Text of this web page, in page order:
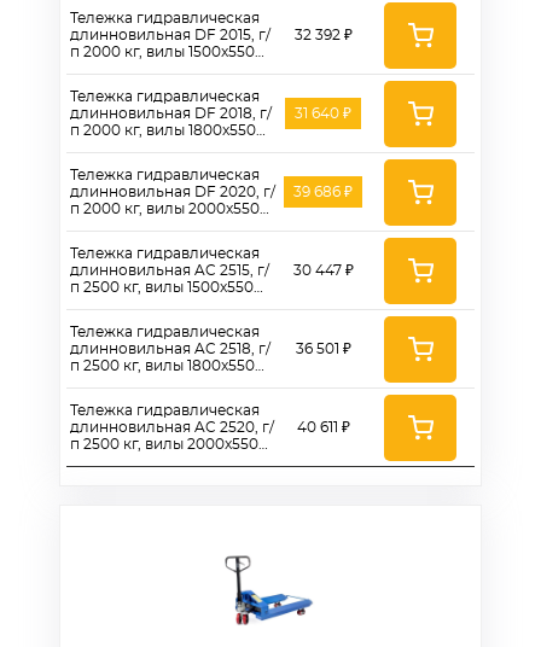
Тележка гидравлическая
длинновильная DF 2015, г/
п 2000 кг, вилы 1500x550
Тележка гидравлическая
длинновильная DF 2018, г/
п 2000 кг, вилы 1800x550
Тележка гидравлическая
длинновильная DF 2020, г/
п 2000 кг, вилы 2000x550
Тележка гидравлическая
длинновильная AC 2515, г/
п 2500 кг, вилы 1500x550
Тележка гидравлическая
длинновильная AC 2518, г/
п 2500 кг, вилы 1800x550
Тележка гидравлическая
длинновильная AC 2520, г/
п 2500 кг, вилы 2000x550
32 392 ₽
31 640 ₽
39 686 ₽
30 447 ₽
36 501 ₽
40 611 ₽